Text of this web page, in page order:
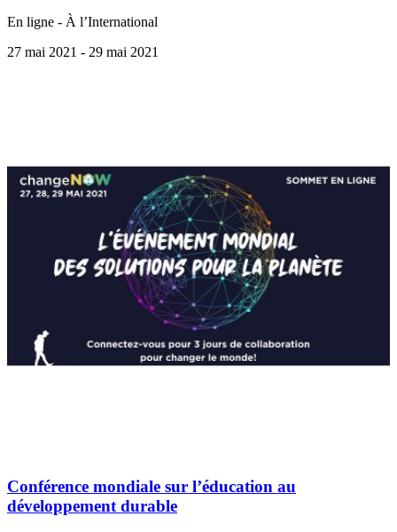
En ligne - À l’International
27 mai 2021 - 29 mai 2021
Conférence mondiale sur l’éducation au
développement durable